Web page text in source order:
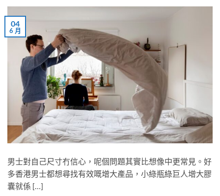
04
6 月
男士對自己尺寸冇信心，呢個問題其實比想像中更常見。好
多香港男士都想尋找有效嘅增大產品，小綠瓶綠巨人增大膠
囊就係 […]